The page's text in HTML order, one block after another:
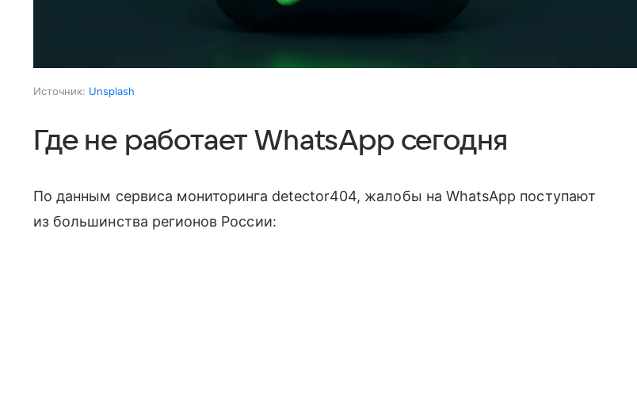
Источник: Unsplash
Где не работает WhatsApp сегодня
По данным сервиса мониторинга detector404, жалобы на WhatsApp поступают
из большинства регионов России: